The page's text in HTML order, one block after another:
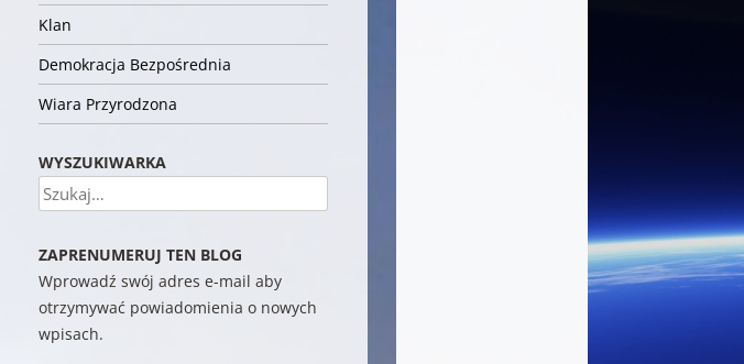
Klan
Demokracja Bezpośrednia
Wiara Przyrodzona
WYSZUKIWARKA
Szukaj
ZAPRENUMERUJ TEN BLOG
Wprowadź swój adres e-mail aby
otrzymywać powiadomienia o nowych
wpisach.